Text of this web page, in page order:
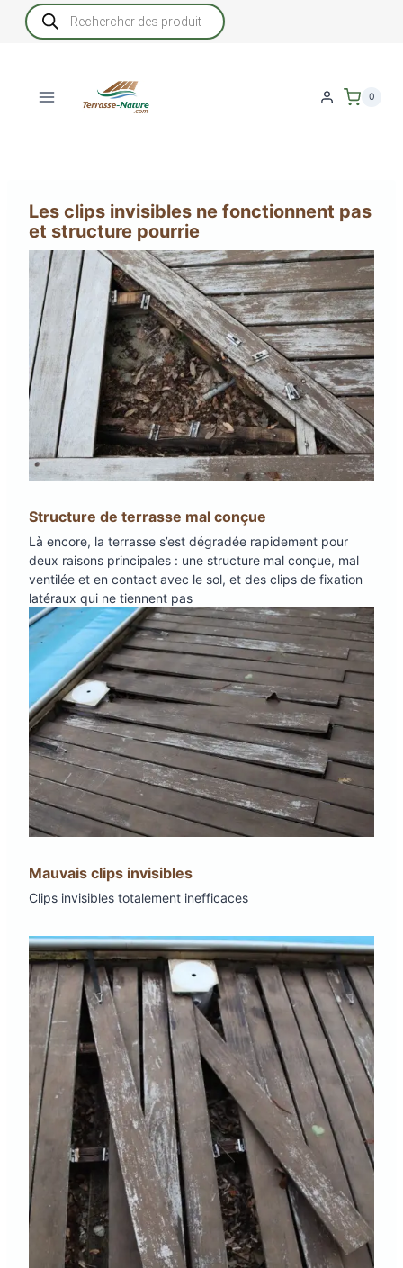
Recherche
de
produits
0
Les clips invisibles ne fonctionnent pas
et structure pourrie
Structure de terrasse mal conçue
Là encore, la terrasse s’est dégradée rapidement pour
deux raisons principales : une structure mal conçue, mal
ventilée et en contact avec le sol, et des clips de fixation
latéraux qui ne tiennent pas
Mauvais clips invisibles
Clips invisibles totalement inefficaces